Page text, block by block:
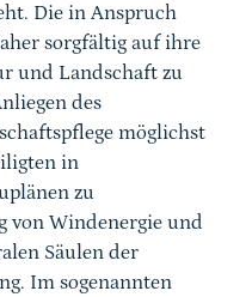
Die in Anspruch
sorgfältig auf ihre
und Landschaft zu
des
möglichst
in
zu
von Windenergie und
Säulen der
Im sogenannten